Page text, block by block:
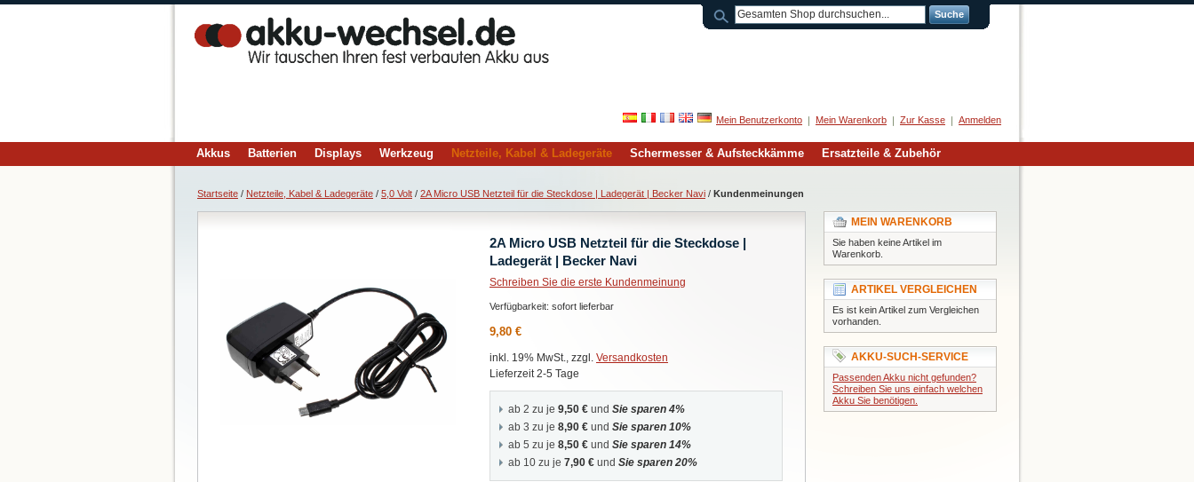
Suche
Mein Benutzerkonto Mein Warenkorb Zur Kasse Anmelden
Akkus Batterien Displays Werkzeug Netzteile, Kabel & Ladegeräte Schermesser & Aufsteckkämme Ersatzteile & Zubehör
Startseite / Netzteile, Kabel & Ladegeräte / 5,0 Volt / 2A Micro USB Netzteil für die Steckdose | Ladegerät | Becker Navi / Kundenmeinungen
2A Micro USB Netzteil für die Steckdose |
Ladegerät | Becker Navi
Schreiben Sie die erste Kundenmeinung
Verfügbarkeit: sofort lieferbar
9,80 €
inkl. 19% MwSt., zzgl. Versandkosten
Lieferzeit 2-5 Tage
ab 2 zu je 9,50 € und Sie sparen 4%
ab 3 zu je 8,90 € und Sie sparen 10%
ab 5 zu je 8,50 € und Sie sparen 14%
ab 10 zu je 7,90 € und Sie sparen 20%
MEIN WARENKORB
Sie haben keine Artikel im
Warenkorb.
ARTIKEL VERGLEICHEN
Es ist kein Artikel zum Vergleichen
vorhanden.
AKKU-SUCH-SERVICE
Passenden Akku nicht gefunden?
Schreiben Sie uns einfach welchen
Akku Sie benötigen.